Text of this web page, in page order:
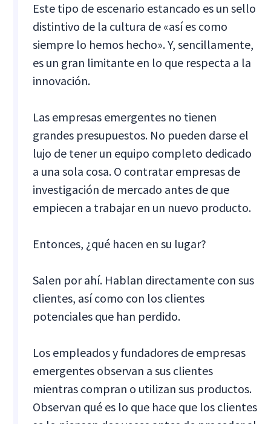
Este tipo de escenario estancado es un sello
distintivo de la cultura de «así es como
siempre lo hemos hecho». Y, sencillamente,
es un gran limitante en lo que respecta a la
innovación.
Las empresas emergentes no tienen
grandes presupuestos. No pueden darse el
lujo de tener un equipo completo dedicado
a una sola cosa. O contratar empresas de
investigación de mercado antes de que
empiecen a trabajar en un nuevo producto.
Entonces, ¿qué hacen en su lugar?
Salen por ahí. Hablan directamente con sus
clientes, así como con los clientes
potenciales que han perdido.
Los empleados y fundadores de empresas
emergentes observan a sus clientes
mientras compran o utilizan sus productos.
Observan qué es lo que hace que los clientes